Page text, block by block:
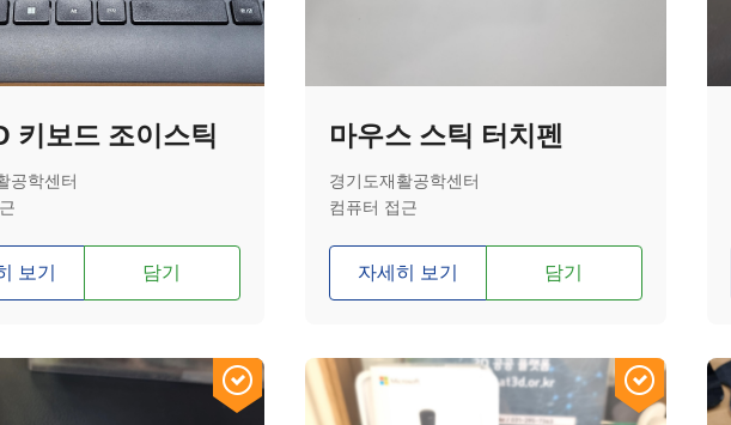
키보드 조이스틱
공학센터
보기 담기
마우스 스틱 터치펜
경기도재활공학센터
컴퓨터 접근
자세히 보기 담기